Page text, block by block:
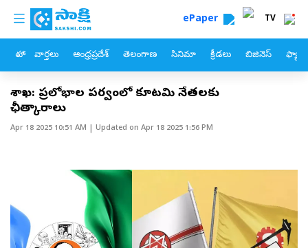
Skip to main content
custom menu ePaper TV
హోం వార్తలు ఆంధ్రప్రదేశ్ తెలంగాణ సినిమా క్రీడలు బిజినెస్
విశాఖ: ప్రలోభాల పర్వంలో కూటమి నేతలకు
ఛీత్కారాలు
Apr 18 2025 10:51 AM | Updated on Apr 18 2025 1:56 PM